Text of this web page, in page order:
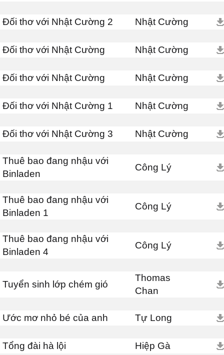
Đối thơ với Nhật Cường 2 Nhật Cường
Đối thơ với Nhật Cường Nhật Cường
Đối thơ với Nhật Cường Nhật Cường
Đối thơ với Nhật Cường 1 Nhật Cường
Đối thơ với Nhật Cường 3 Nhật Cường
Thuê bao đang nhậu với
Binladen
Công Lý
Thuê bao đang nhậu với
Binladen 1
Công Lý
Thuê bao đang nhậu với
Binladen 4
Công Lý
Tuyển sinh lớp chém gió
Thomas
Chan
Ước mơ nhỏ bé của anh Tự Long
Tổng đài hà lội Hiệp Gà